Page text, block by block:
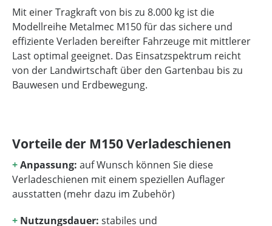
Mit einer Tragkraft von bis zu 8.000 kg ist die
Modellreihe Metalmec M150 für das sichere und
effiziente Verladen bereifter Fahrzeuge mit mittlerer
Last optimal geeignet. Das Einsatzspektrum reicht
von der Landwirtschaft über den Gartenbau bis zu
Bauwesen und Erdbewegung.
Vorteile der M150 Verladeschienen
+Anpassung: auf Wunsch können Sie diese
Verladeschienen mit einem speziellen Auflager
ausstatten (mehr dazu im Zubehör)
+ Nutzungsdauer: stabiles und